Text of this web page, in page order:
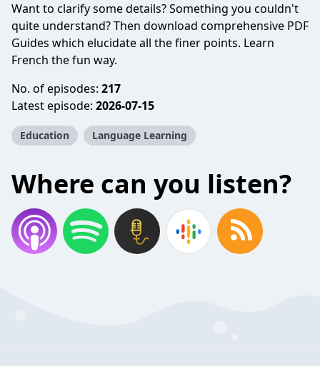
Want to clarify some details? Something you couldn't
quite understand? Then download comprehensive PDF
Guides which elucidate all the finer points. Learn
French the fun way.
No. of episodes: 217
Latest episode: 2026-07-15
Education Language Learning
Where can you listen?